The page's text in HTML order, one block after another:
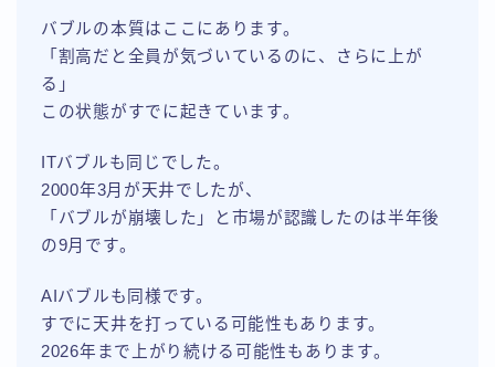
バブルの本質はここにあります。
「割高だと全員が気づいているのに、さらに上が
る」
この状態がすでに起きています。
ITバブルも同じでした。
2000年3月が天井でしたが、
「バブルが崩壊した」と市場が認識したのは半年後
の9月です。
AIバブルも同様です。
すでに天井を打っている可能性もあります。
2026年まで上がり続ける可能性もあります。